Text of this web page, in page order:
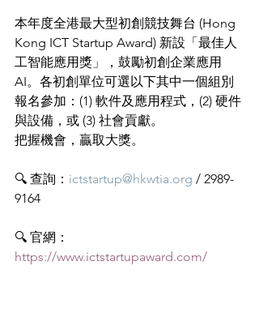
本年度全港最大型初創競技舞台 (Hong
Kong ICT Startup Award) 新設「最佳人
工智能應用獎」，鼓勵初創企業應用
AI。各初創單位可選以下其中一個組別
報名參加：(1) 軟件及應用程式，(2) 硬件
與設備，或 (3) 社會貢獻。
把握機會，贏取大獎。
🔍 查詢： ictstartup@hkwtia.org / 2989-
9164
🔍 官網：
https://www.ictstartupaward.com/